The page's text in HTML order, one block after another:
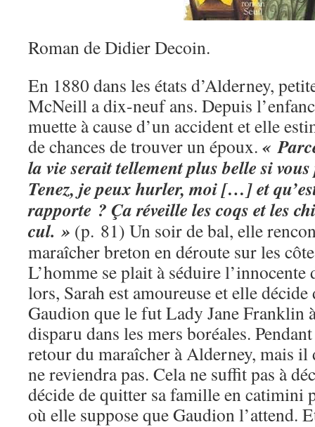
Roman de Didier Decoin.
En 1880 dans les états d’Alderney,
McNeill a dix-neuf ans. Depuis
muette à cause d’un accident et elle
de chances de trouver un époux. «
la vie serait tellement plus belle si
Tenez, je peux hurler, moi […] et
rapporte ? Ça réveille les coqs et les
cul. » (p. 81) Un soir de bal, elle
maraîcher breton en déroute sur les
L’homme se plait à séduire l’innocente
lors, Sarah est amoureuse et elle décide
Gaudion que le fut Lady Jane Franklin
disparu dans les mers boréales.
retour du maraîcher à Alderney, mais il
ne reviendra pas. Cela ne suffit pas à
décide de quitter sa famille en catimini
où elle suppose que Gaudion l’attend.